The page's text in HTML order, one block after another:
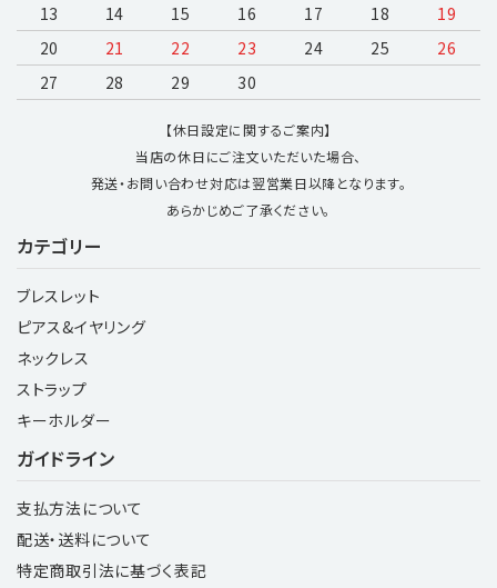
カテゴリー
ブレスレット
ピアス&イヤリング
ネックレス
ストラップ
キーホルダー
ガイドライン
支払方法について
配送・送料について
特定商取引法に基づく表記
13
14 15 16 17 18
19
20
21 22 23 24 25
26
27
28 29 30
【休日設定に関するご案内】
当店の休日にご注文いただいた場合、
発送・お問い合わせ対応は翌営業日以降となります。
あらかじめご了承ください。